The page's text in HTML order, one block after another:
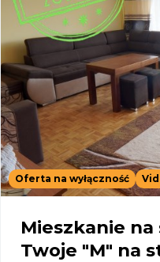
Oferta na wyłączność
Mieszkanie na
Twoje "M" na